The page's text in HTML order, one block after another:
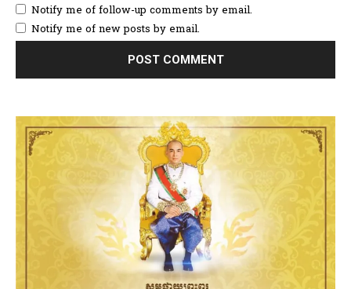
Notify me of follow-up comments by email.
Notify me of new posts by email.